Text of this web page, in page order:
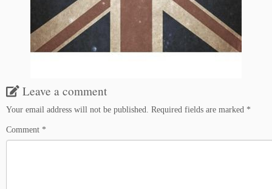
Leave a comment
Your email address will not be published. Required fields are marked *
Comment *